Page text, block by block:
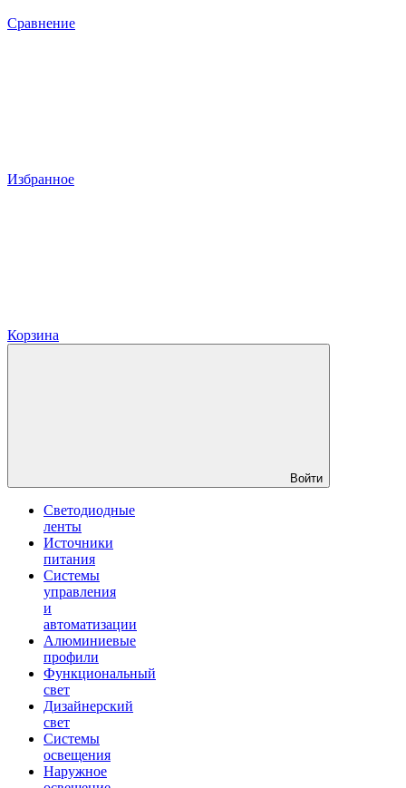
Сравнение
Избранное
Корзина
Войти
Светодиодные
ленты
Источники
питания
Системы
управления
и
автоматизации
Алюминиевые
профили
Функциональный
свет
Дизайнерский
свет
Системы
освещения
Наружное